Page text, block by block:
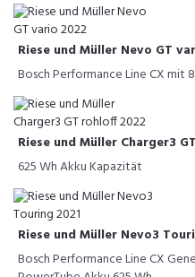
Riese und Müller Nevo GT
Bosch Performance Line CX mit
Riese und Müller Charger3
625 Wh Akku Kapazität
Riese und Müller Nevo3
Bosch Performance Line CX